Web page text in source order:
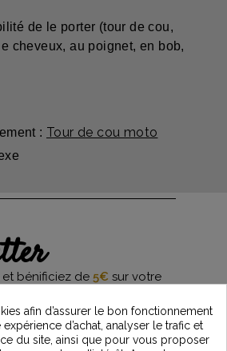
de le porter (tour de cou,
cheveux, au poignet, en bob,
: Tour de cou moto
et bénificiez de 5€ sur votre
des dernières nouveautés
afin d’assurer le bon fonctionnement
d’achat, analyser le trafic et
du site, ainsi que pour vous proposer